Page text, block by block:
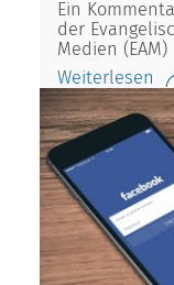
Ein
der
Medien (EAM)
Weiterlesen